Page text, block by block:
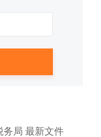
务局 最新文件